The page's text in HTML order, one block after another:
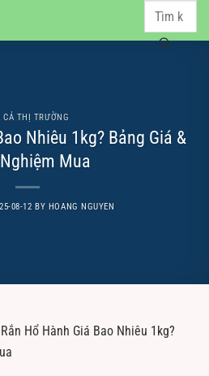
CẢ THỊ TRƯỜNG
Nhiêu 1kg? Bảng Giá &
Mua
08-12 BY HOANG NGUYEN
Rắn Hổ Hành Giá Bao Nhiêu 1kg?